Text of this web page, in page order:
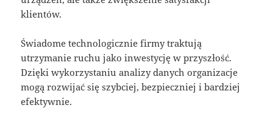
klientów.
Świadome technologicznie firmy traktują
utrzymanie ruchu jako inwestycję w przyszłość.
Dzięki wykorzystaniu analizy danych organizacje
mogą rozwijać się szybciej, bezpieczniej i bardziej
efektywnie.